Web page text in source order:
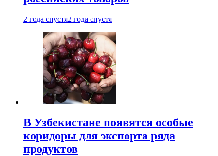
2 года спустя2 года спустя
В Узбекистане появятся особые
коридоры для экспорта ряда
продуктов